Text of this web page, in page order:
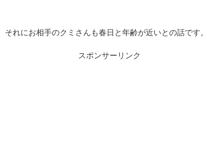
それにお相手のクミさんも春日と年齢が近いとの話です。
スポンサーリンク